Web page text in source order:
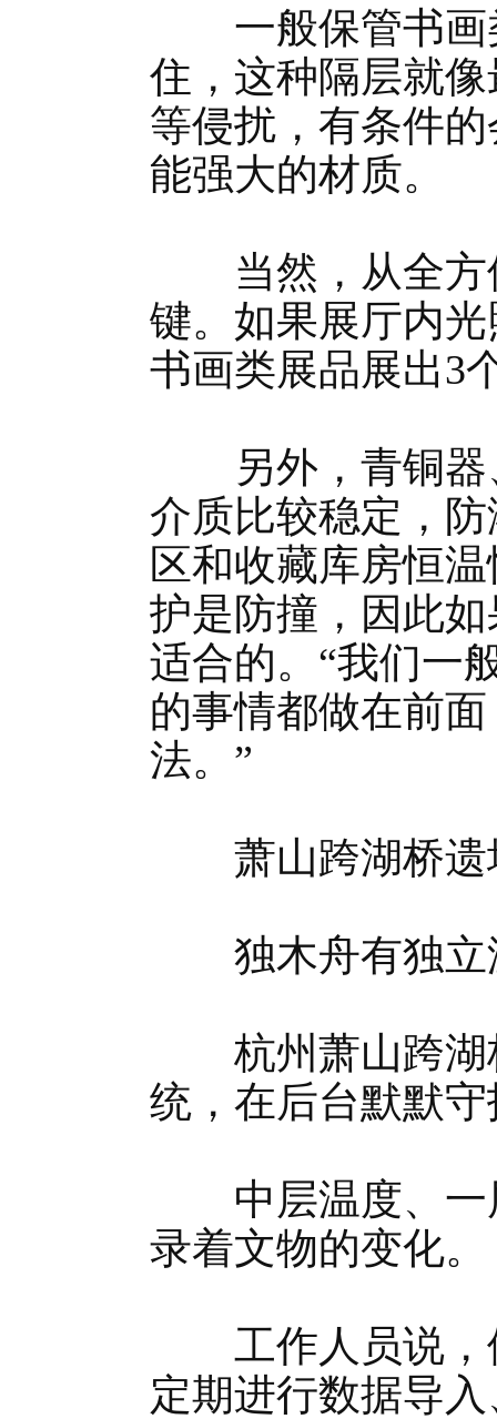
一般保管书画
住，这种隔层就
等侵扰，有条件
能强大的材质。
当然，从全方
键。如果展厅内
书画类展品展出3
另外，青铜器
介质比较稳定，
区和收藏库房恒
护是防撞，因此
适合的。“我们一
的事情都做在前
法。”
萧山跨湖桥遗
独木舟有独立
杭州萧山跨湖
统，在后台默默
中层温度、一
录着文物的变化。
工作人员说，
定期进行数据导